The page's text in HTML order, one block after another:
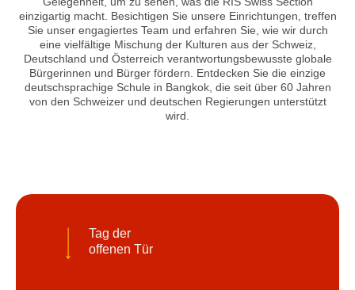
einzigartig macht. Besichtigen Sie unsere Einrichtungen, treffen
Sie unser engagiertes Team und erfahren Sie, wie wir durch
eine vielfältige Mischung der Kulturen aus der Schweiz,
Deutschland und Österreich verantwortungsbewusste globale
Bürgerinnen und Bürger fördern. Entdecken Sie die einzige
deutschsprachige Schule in Bangkok, die seit über 60 Jahren
von den Schweizer und deutschen Regierungen unterstützt
wird.
Tag der
offenen Tür